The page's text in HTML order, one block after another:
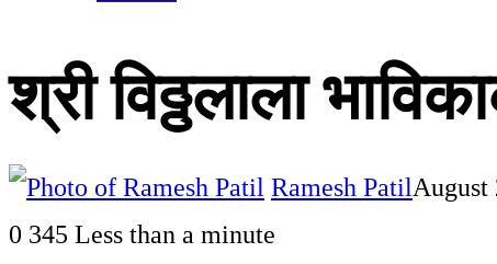
श्री विठ्ठलाला
Ramesh PatilAugust
0 345 Less than a minute